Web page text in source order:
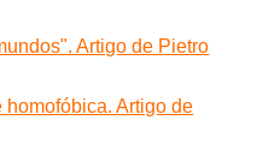
Artigo de Pietro
Artigo de